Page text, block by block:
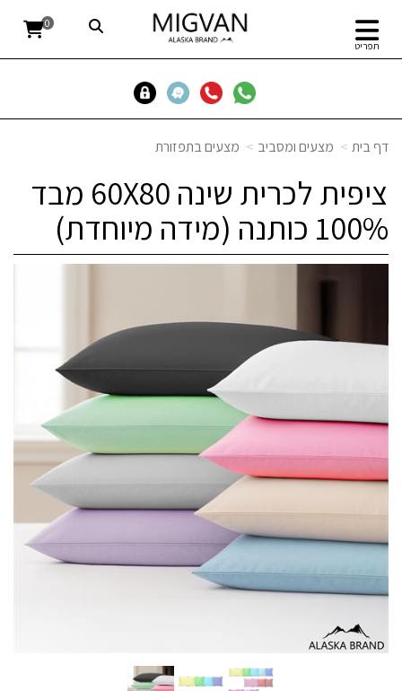
תפריט
0
דף בית מצעים ומסביב מצעים בתפזורת
ציפית לכרית שינה 60X80 מבד
100% כותנה (מידה מיוחדת)